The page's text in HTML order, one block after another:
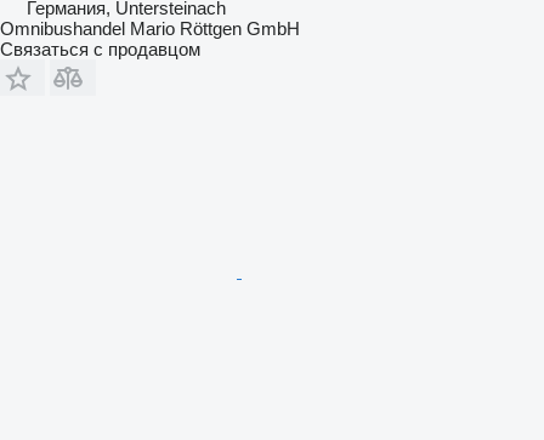
Германия, Untersteinach
Omnibushandel Mario Röttgen GmbH
Связаться с продавцом